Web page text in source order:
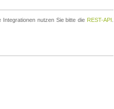
nutzen Sie bitte die REST-API